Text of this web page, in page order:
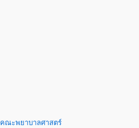
คณะพยาบาลศาสตร์